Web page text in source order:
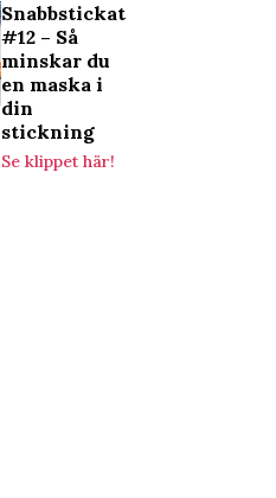
Snabbstickat
#12 – Så
minskar du
en maska i
din
stickning
Se klippet här!